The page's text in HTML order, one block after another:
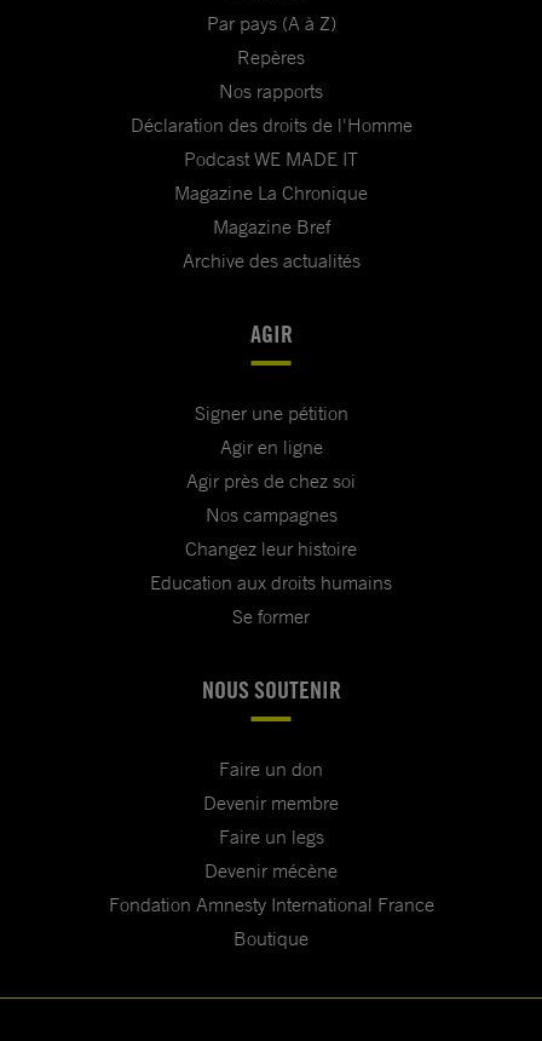
Par pays (A à Z)
Repères
Nos rapports
Déclaration des droits de l'Homme
Podcast WE MADE IT
Magazine La Chronique
Magazine Bref
Archive des actualités
AGIR
Signer une pétition
Agir en ligne
Agir près de chez soi
Nos campagnes
Changez leur histoire
Education aux droits humains
Se former
NOUS SOUTENIR
Faire un don
Devenir membre
Faire un legs
Devenir mécène
Fondation Amnesty International France
Boutique